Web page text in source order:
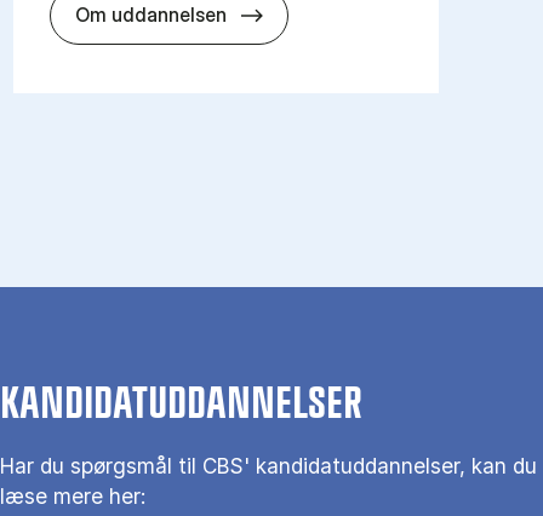
Om uddannelsen MSc in In­ter­na­tion­al Busi­ness
KANDIDATUDDANNELSER
Har du spørgs­mål til CBS' kandidat­uddannelser, kan du
læse mere her: